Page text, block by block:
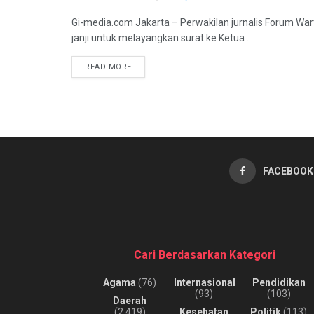
Gi-media.com Jakarta – Perwakilan jurnalis Forum
janji untuk melayangkan surat ke Ketua ...
READ MORE
FACEBOOK
Cari Berdasarkan Kategori
Agama (76)
Daerah
Internasional
(93)
Pendidikan
(103)